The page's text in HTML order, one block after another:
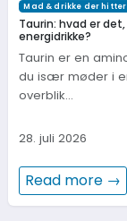
Mad & drikke der hitter
Taurin: hvad er
energidrikke?
Taurin er en
du især møder i
overblik…
28. juli 2026
Read more →